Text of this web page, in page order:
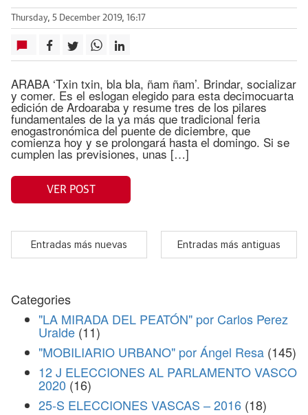
Thursday, 5 December 2019, 16:17
ARABA ‘Txin txin, bla bla, ñam ñam’. Brindar, socializar
y comer. Es el eslogan elegido para esta decimocuarta
edición de Ardoaraba y resume tres de los pilares
fundamentales de la ya más que tradicional feria
enogastronómica del puente de diciembre, que
comienza hoy y se prolongará hasta el domingo. Si se
cumplen las previsiones, unas […]
VER POST
Entradas más nuevas Entradas más antiguas
Categories
"LA MIRADA DEL PEATÓN" por Carlos Perez
Uralde (11)
"MOBILIARIO URBANO" por Ángel Resa (145)
12 J ELECCIONES AL PARLAMENTO VASCO
2020 (16)
25-S ELECCIONES VASCAS – 2016 (18)